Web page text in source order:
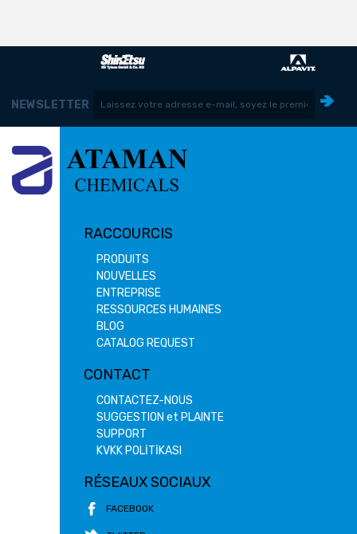
NEWSLETTER
RACCOURCIS
PRODUITS
NOUVELLES
ENTREPRISE
RESSOURCES HUMAINES
BLOG
CATALOG REQUEST
CONTACT
CONTACTEZ-NOUS
SUGGESTION et PLAINTE
SUPPORT
KVKK POLİTİKASI
RÉSEAUX SOCIAUX
FACEBOOK